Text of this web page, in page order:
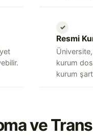
✓
Resmi
kurum
kurum
ve